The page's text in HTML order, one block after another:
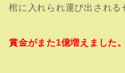
棺に入れられ運び出される
賞金がまた1億増えました。